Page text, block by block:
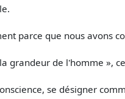
parce que nous avons
grandeur de l'homme »,
se désigner